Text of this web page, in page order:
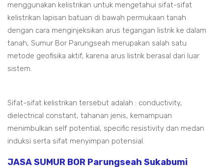
menggunakan kelistrikan untuk mengetahui sifat-sifat
kelistrikan lapisan batuan di bawah permukaan tanah
dengan cara menginjeksikan arus tegangan listrik ke dalam
tanah, Sumur Bor Parungseah merupakan salah satu
metode geofisika aktif, karena arus listrik berasal dari luar
sistem.
Sifat-sifat kelistrikan tersebut adalah : conductivity,
dielectrical constant, tahanan jenis, kemampuan
menimbulkan self potential, specific resistivity dan medan
induksi serta sifat menyimpan potensial.
JASA SUMUR BOR Parungseah Sukabumi